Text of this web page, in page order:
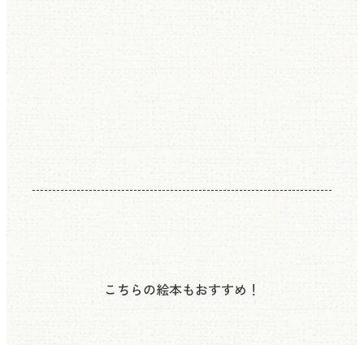
こちらの絵本もおすすめ！